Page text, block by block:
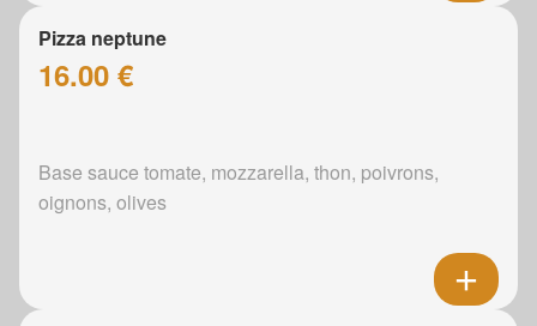
Pizza neptune
16.00 €
Base sauce tomate, mozzarella, thon, poivrons,
oignons, olives